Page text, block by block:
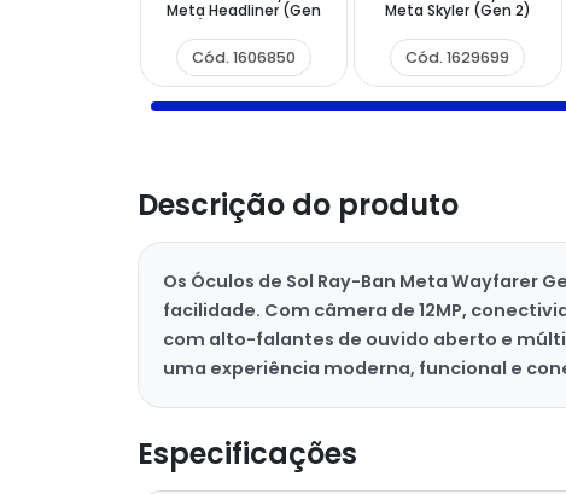
Meta Headliner (Gen
Cámara y Altavoz -
Shiny Asteroid Grey
Emerald
Cód. 1606850
Meta Skyler (Gen 2)
Altavoz - Shiny Black
Graphite Green
Cód. 1629699
Descrição do produto
Os Óculos de Sol Ray-Ban Meta Wayfarer
facilidade. Com câmera de 12MP,
com alto-falantes de ouvido aberto e
uma experiência moderna, funcional e
Especificações